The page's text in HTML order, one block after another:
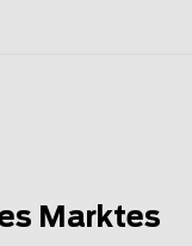
Marktes